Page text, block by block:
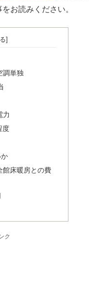
お読みください。
調単独
力
度
館床暖房との費
ク